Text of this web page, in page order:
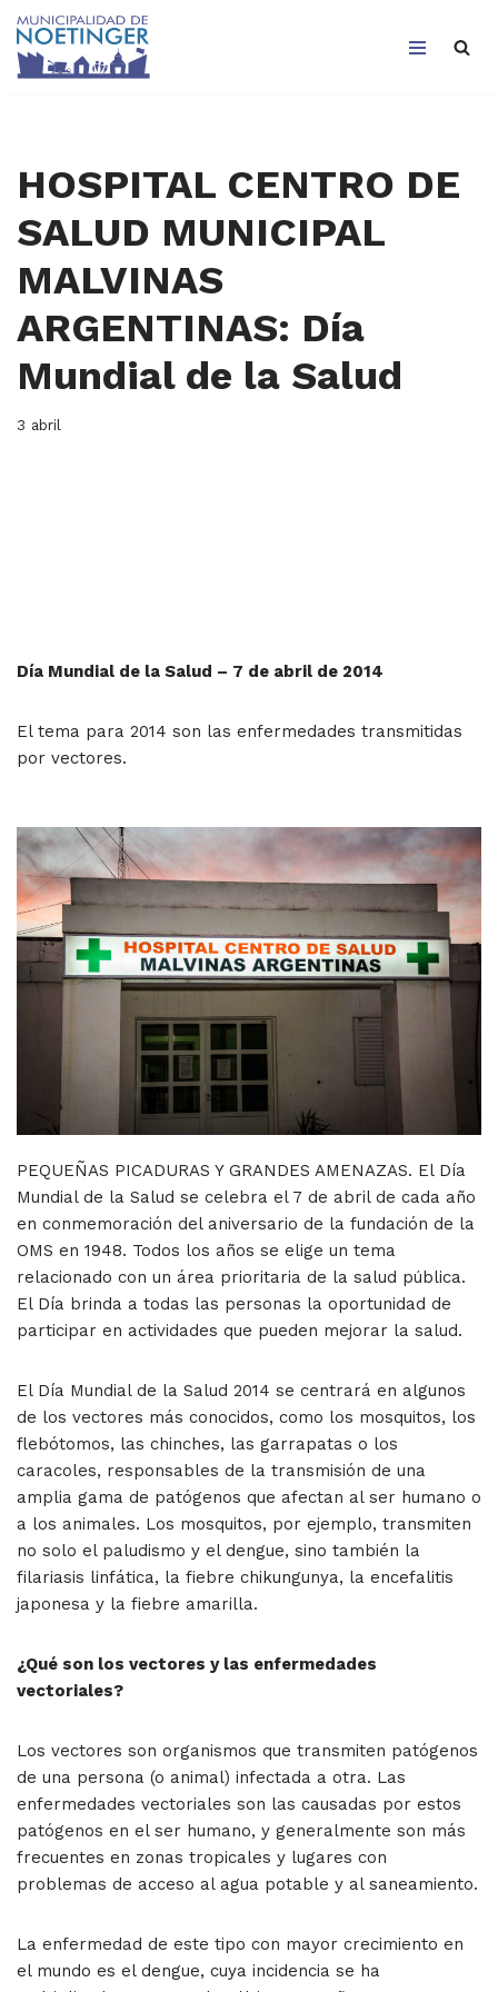
Saltar
HOSPITAL CENTRO DE
SALUD MUNICIPAL
MALVINAS
ARGENTINAS: Día
Mundial de la Salud
3 abril
Día Mundial de la Salud – 7 de abril de 2014
El tema para 2014 son las enfermedades transmitidas
por vectores.
PEQUEÑAS PICADURAS Y GRANDES AMENAZAS. El Día
Mundial de la Salud se celebra el 7 de abril de cada año
en conmemoración del aniversario de la fundación de la
OMS en 1948. Todos los años se elige un tema
relacionado con un área prioritaria de la salud pública.
El Día brinda a todas las personas la oportunidad de
participar en actividades que pueden mejorar la salud.
El Día Mundial de la Salud 2014 se centrará en algunos
de los vectores más conocidos, como los mosquitos, los
flebótomos, las chinches, las garrapatas o los
caracoles, responsables de la transmisión de una
amplia gama de patógenos que afectan al ser humano o
a los animales. Los mosquitos, por ejemplo, transmiten
no solo el paludismo y el dengue, sino también la
filariasis linfática, la fiebre chikungunya, la encefalitis
japonesa y la fiebre amarilla.
¿Qué son los vectores y las enfermedades
vectoriales?
Los vectores son organismos que transmiten patógenos
de una persona (o animal) infectada a otra. Las
enfermedades vectoriales son las causadas por estos
patógenos en el ser humano, y generalmente son más
frecuentes en zonas tropicales y lugares con
problemas de acceso al agua potable y al saneamiento.
La enfermedad de este tipo con mayor crecimiento en
el mundo es el dengue, cuya incidencia se ha